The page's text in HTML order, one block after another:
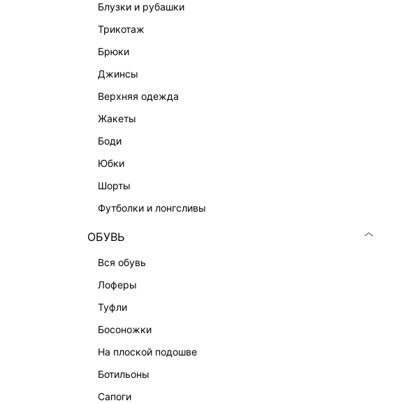
блузки и рубашки
трикотаж
брюки
джинсы
верхняя одежда
жакеты
боди
юбки
шорты
футболки и лонгсливы
ОБУВЬ
вся обувь
лоферы
туфли
босоножки
на плоской подошве
ботильоны
сапоги
ОФИСНАЯ КОЛЛЕКЦИЯ
ЭКСКЛЮЗИВНО ОНЛАЙН
АКСЕССУАРЫ И УКРАШЕНИЯ
ФИНАЛЬНАЯ РАСПРОДАЖА